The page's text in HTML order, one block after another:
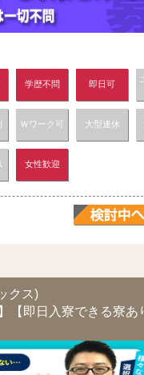
学歴不問 即日可
Ｗワーク可 大型連休
女性歓迎
クス)